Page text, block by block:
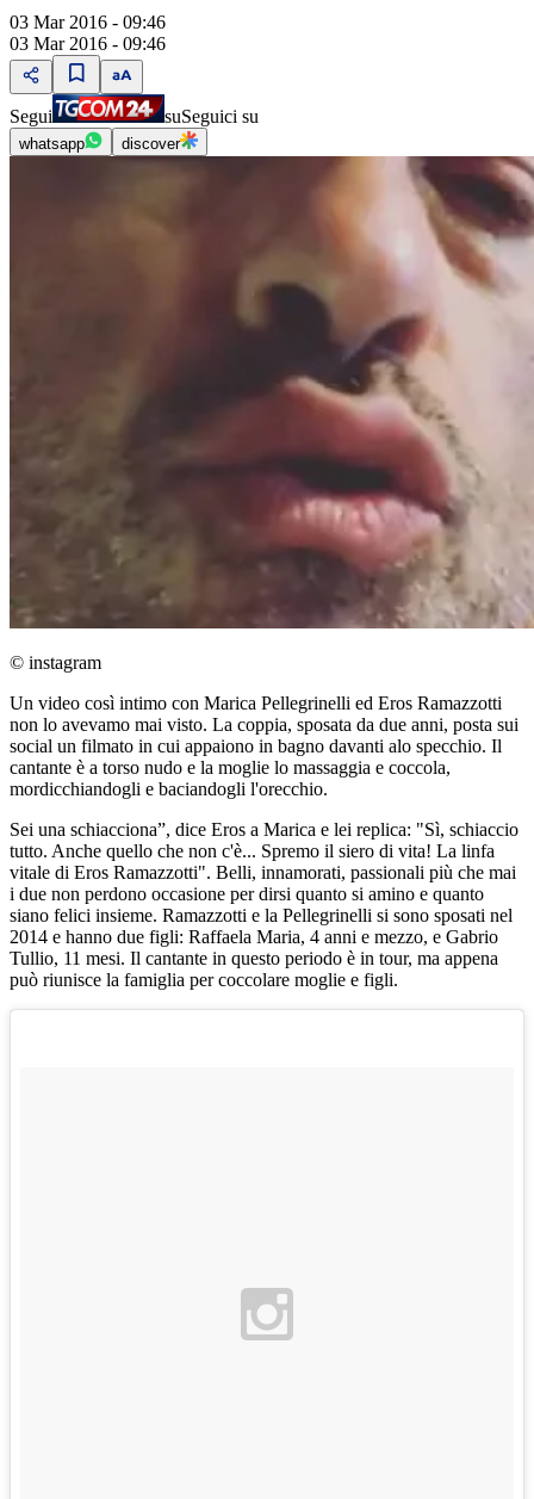
03 Mar 2016 - 09:46
03 Mar 2016 - 09:46
Segui suSeguici su
whatsapp discover
© instagram
Un video così intimo con Marica Pellegrinelli ed Eros Ramazzotti
non lo avevamo mai visto. La coppia, sposata da due anni, posta sui
social un filmato in cui appaiono in bagno davanti alo specchio. Il
cantante è a torso nudo e la moglie lo massaggia e coccola,
mordicchiandogli e baciandogli l'orecchio.
Sei una schiacciona”, dice Eros a Marica e lei replica: "Sì, schiaccio
tutto. Anche quello che non c'è... Spremo il siero di vita! La linfa
vitale di Eros Ramazzotti". Belli, innamorati, passionali più che mai
i due non perdono occasione per dirsi quanto si amino e quanto
siano felici insieme. Ramazzotti e la Pellegrinelli si sono sposati nel
2014 e hanno due figli: Raffaela Maria, 4 anni e mezzo, e Gabrio
Tullio, 11 mesi. Il cantante in questo periodo è in tour, ma appena
può riunisce la famiglia per coccolare moglie e figli.